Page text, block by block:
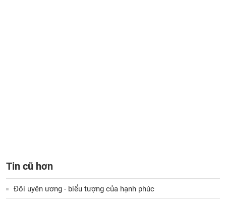
Tin cũ hơn
Đôi uyên ương - biểu tượng của hạnh phúc